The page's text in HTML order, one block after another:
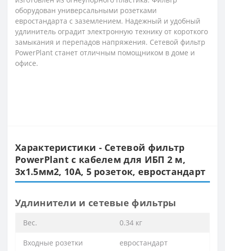
оборудован универсальными розетками
евростандарта с заземлением. Надежный и удобный
удлинитель оградит электронную технику от короткого
замыкания и перепадов напряжения. Сетевой фильтр
PowerPlant станет отличным помощником в доме и
офисе.
Характеристики - Сетевой фильтр
PowerPlant с кабелем для ИБП 2 м,
3x1.5мм2, 10А, 5 розеток, евростандарт
Удлинители и сетевые фильтры
Вес. 0.34 кг
Входные розетки евростандарт